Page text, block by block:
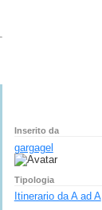
Inserito da
gargagel
Tipologia
Itinerario da A ad A